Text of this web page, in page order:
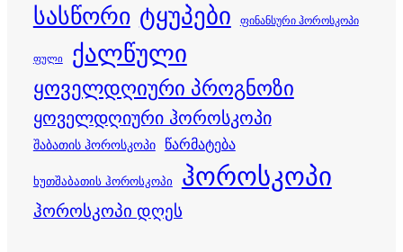
სასწორი ტყუპები ფინანსური ჰოროსკოპი
ფული ქალწული
ყოველდღიური პროგნოზი
ყოველდღიური ჰოროსკოპი
შაბათის ჰოროსკოპი წარმატება
ხუთშაბათის ჰოროსკოპი ჰოროსკოპი
ჰოროსკოპი დღეს